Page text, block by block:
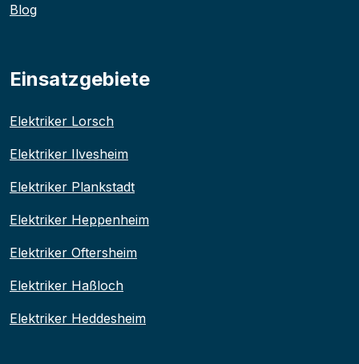
Blog
Einsatzgebiete
Elektriker Lorsch
Elektriker Ilvesheim
Elektriker Plankstadt
Elektriker Heppenheim
Elektriker Oftersheim
Elektriker Haßloch
Elektriker Heddesheim